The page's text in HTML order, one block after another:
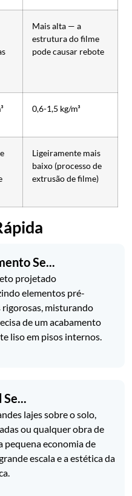
Mais alta — a
estrutura do filme
pode causar rebote
0,6-1,5 kg/m³
Ligeiramente mais
baixo (processo de
extrusão de filme)
Se...
projetado
elementos pré-
misturando
de um acabamento
liso em pisos internos.
lajes sobre o solo,
ou qualquer obra de
pequena economia de
escala e a estética da